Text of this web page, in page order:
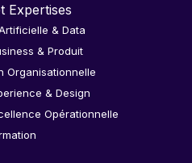
Expertises
& Data
& Produit
Organisationnelle
& Design
Opérationnelle